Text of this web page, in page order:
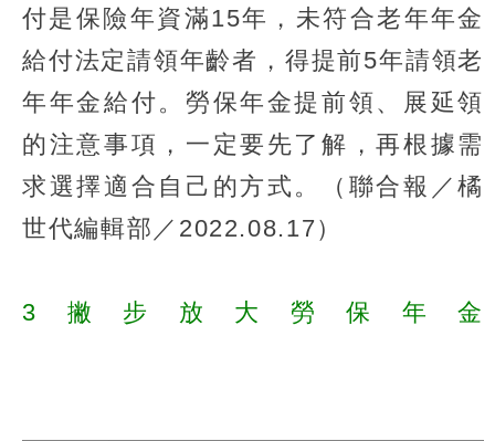
付是保險年資滿15年，未符合老年年金
給付法定請領年齡者，得提前5年請領老
年年金給付。勞保年金提前領、展延領
的注意事項，一定要先了解，再根據需
求選擇適合自己的方式。（聯合報／橘
世代編輯部／2022.08.17）
3撇步放大勞保年金